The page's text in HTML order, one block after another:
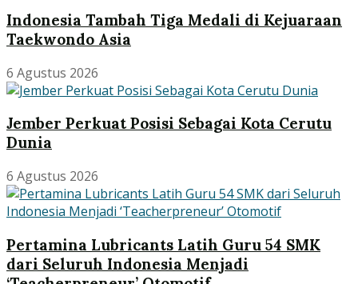
Indonesia Tambah Tiga Medali di Kejuaraan
Taekwondo Asia
6 Agustus 2026
Jember Perkuat Posisi Sebagai Kota Cerutu
Dunia
6 Agustus 2026
Pertamina Lubricants Latih Guru 54 SMK
dari Seluruh Indonesia Menjadi